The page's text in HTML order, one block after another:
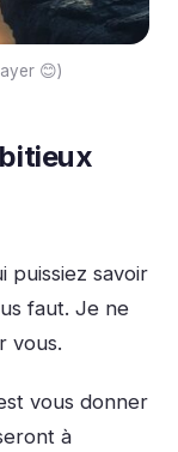
😊)
puissiez savoir
faut. Je ne
vous.
vous donner
à